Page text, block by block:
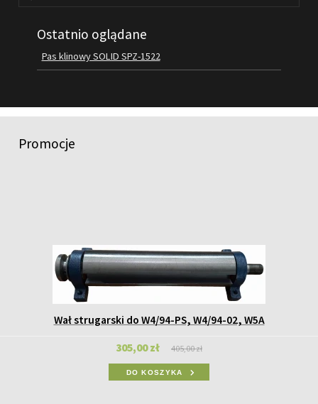
KONTAKT
Ostatnio oglądane
Pas klinowy SOLID SPZ-1522
Promocje
Wał strugarski do W4/94-PS, W4/94-02, W5A
305,00 zł 405,00 zł
DO KOSZYKA